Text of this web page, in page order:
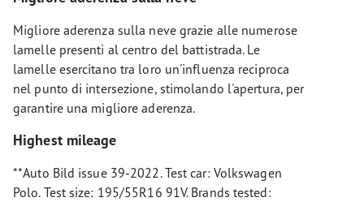
Migliore aderenza sulla neve grazie alle numerose
lamelle presenti al centro del battistrada. Le
lamelle esercitano tra loro un'influenza reciproca
nel punto di intersezione, stimolando l'apertura, per
garantire una migliore aderenza.
Highest mileage
**Auto Bild issue 39-2022. Test car: Volkswagen
Polo. Test size: 195/55R16 91V. Brands tested: